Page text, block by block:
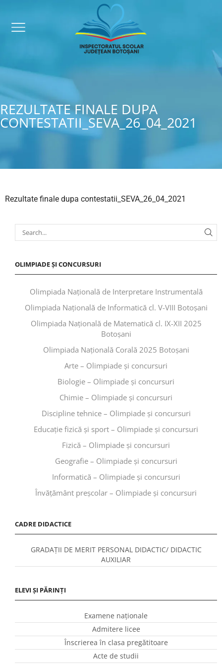
REZULTATE FINALE DUPA
CONTESTATII_SEVA_26_04_2021
Rezultate finale dupa contestatii_SEVA_26_04_2021
OLIMPIADE ȘI CONCURSURI
Olimpiada Națională de Interpretare Instrumentală
Olimpiada Națională de Informatică cl. V-VIII Botoșani
Olimpiada Națională de Matematică cl. IX-XII 2025
Botoșani
Olimpiada Națională Corală 2025 Botoșani
Arte – Olimpiade și concursuri
Biologie – Olimpiade și concursuri
Chimie – Olimpiade și concursuri
Discipline tehnice – Olimpiade și concursuri
Educaţie fizică şi sport – Olimpiade și concursuri
Fizică – Olimpiade și concursuri
Geografie – Olimpiade și concursuri
Informatică – Olimpiade și concursuri
Învăţământ preşcolar – Olimpiade și concursuri
CADRE DIDACTICE
GRADAȚII DE MERIT PERSONAL DIDACTIC/ DIDACTIC
AUXILIAR
ELEVI ȘI PĂRINȚI
Examene naționale
Admitere licee
Înscrierea în clasa pregătitoare
Acte de studii